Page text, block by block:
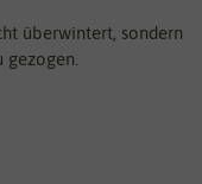
überwintert, sondern